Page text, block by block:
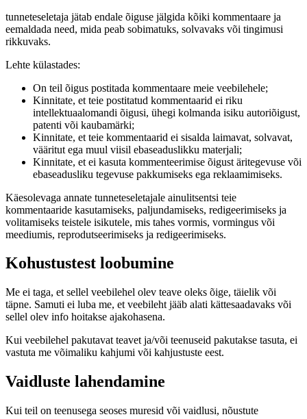
tunneteseletaja jätab endale õiguse jälgida kõiki kommentaare ja
eemaldada need, mida peab sobimatuks, solvavaks või tingimusi
rikkuvaks.
Lehte külastades:
On teil õigus postitada kommentaare meie veebilehele;
Kinnitate, et teie postitatud kommentaarid ei riku
intellektuaalomandi õigusi, ühegi kolmanda isiku autoriõigust,
patenti või kaubamärki;
Kinnitate, et teie kommentaarid ei sisalda laimavat, solvavat,
vääritut ega muul viisil ebaseaduslikku materjali;
Kinnitate, et ei kasuta kommenteerimise õigust äritegevuse või
ebaseadusliku tegevuse pakkumiseks ega reklaamimiseks.
Käesolevaga annate tunneteseletajale ainulitsentsi teie
kommentaaride kasutamiseks, paljundamiseks, redigeerimiseks ja
volitamiseks teistele isikutele, mis tahes vormis, vormingus või
meediumis, reprodutseerimiseks ja redigeerimiseks.
Kohustustest loobumine
Me ei taga, et sellel veebilehel olev teave oleks õige, täielik või
täpne. Samuti ei luba me, et veebileht jääb alati kättesaadavaks või
sellel olev info hoitakse ajakohasena.
Kui veebilehel pakutavat teavet ja/või teenuseid pakutakse tasuta, ei
vastuta me võimaliku kahjumi või kahjustuste eest.
Vaidluste lahendamine
Kui teil on teenusega seoses muresid või vaidlusi, nõustute